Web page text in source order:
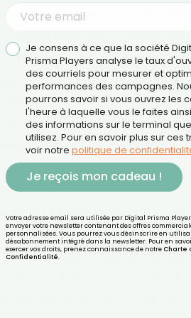
une
rien
n’est pas moins de 30
3 chiffres sur la balance,
Je ne voulais pas
soldaient par un échec
et lue le
Je me suis donc
n’a pas été facile tous
en grande quantité, ça
mise à faire un peu de
et du vélo
d’été et de la fin
travail, donc du coup on
Je consens à ce que la société
Prisma Players analyse le taux
des courriels pour mesurer et
performances des campagnes.
pourrons savoir si vous ouvrez les
l'heure à laquelle vous le faites
des informations sur le terminal
utilisez. Pour en savoir plus sur ces
voir notre politique de
Je reçois mon cadeau !
Votre adresse email sera utilisée par Digital Prisma
envoyer votre newsletter contenant des offres
personnalisées. Vous pourrez vous désinscrire en
désabonnement intégré dans la newsletter. Pour en
exercer vos droits, prenez connaissance de notre Charte
Confidentialité.